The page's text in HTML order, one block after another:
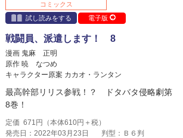
コミックス
試し読みをする
電子版
戦闘員、派遣します！ 8
漫画 鬼麻 正明
原作 暁 なつめ
キャラクター原案 カカオ・ランタン
最高幹部リリス参戦！？ ドタバタ侵略劇第
8巻！
定価 671 円（本体610円＋税）
発売日：2022年03月23日
判型：Ｂ６判